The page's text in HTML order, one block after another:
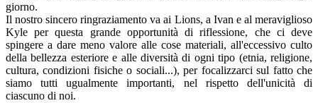
giorno.
Il nostro sincero ringraziamento va ai Lions, a Ivan e al meraviglioso
Kyle per questa grande opportunità di riflessione, che ci deve
spingere a dare meno valore alle cose materiali, all'eccessivo culto
della bellezza esteriore e alle diversità di ogni tipo (etnia, religione,
cultura, condizioni fisiche o sociali...), per focalizzarci sul fatto che
siamo tutti ugualmente importanti, nel rispetto dell'unicità di
ciascuno di noi.